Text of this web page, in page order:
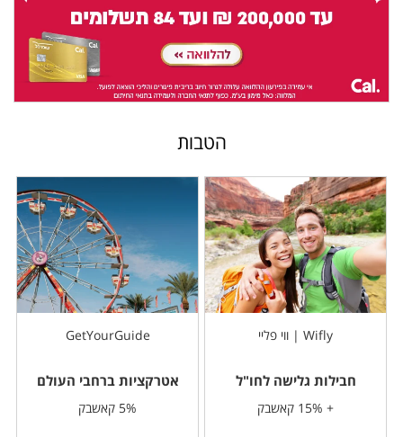
הטבות
Wifly | ווי פליי
חבילות גלישה לחו"ל
+ 15% קאשבק
GetYourGuide
אטרקציות ברחבי העולם
5% קאשבק